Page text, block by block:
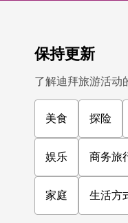
保持更新
了解迪拜旅游活动
美食 探险
娱乐 商务旅
家庭 生活方